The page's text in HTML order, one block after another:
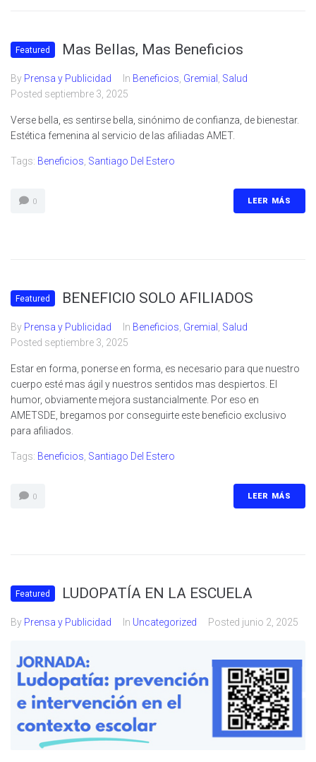
Featured Mas Bellas, Mas Beneficios
By Prensa y Publicidad In Beneficios Gremial
Salud
Posted septiembre 3, 2025
Verse bella, es sentirse bella, sinónimo de confianza, de bienestar.
Estética femenina al servicio de las afiliadas AMET.
Tags: Beneficios Santiago Del Estero
0 LEER MÁS
Featured BENEFICIO SOLO AFILIADOS
By Prensa y Publicidad In Beneficios Gremial
Salud
Posted septiembre 3, 2025
Estar en forma, ponerse en forma, es necesario para que nuestro
cuerpo esté mas ágil y nuestros sentidos mas despiertos. El
humor, obviamente mejora sustancialmente. Por eso en
AMETSDE, bregamos por conseguirte este beneficio exclusivo
para afiliados.
Tags: Beneficios Santiago Del Estero
0 LEER MÁS
Featured LUDOPATÍA EN LA ESCUELA
By Prensa y Publicidad In Uncategorized Posted junio 2, 2025